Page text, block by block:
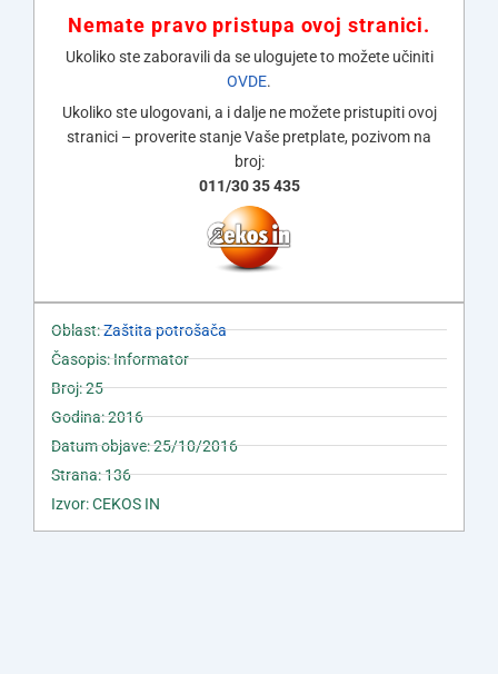
Nemate pravo pristupa ovoj stranici.
Ukoliko ste zaboravili da se ulogujete to možete učiniti
OVDE.
Ukoliko ste ulogovani, a i dalje ne možete pristupiti ovoj
stranici – proverite stanje Vaše pretplate, pozivom na
broj:
011/30 35 435
Oblast:Zaštita potrošača
Časopis: Informator
Broj: 25
Godina: 2016
Datum objave: 25/10/2016
Strana: 136
Izvor: CEKOS IN